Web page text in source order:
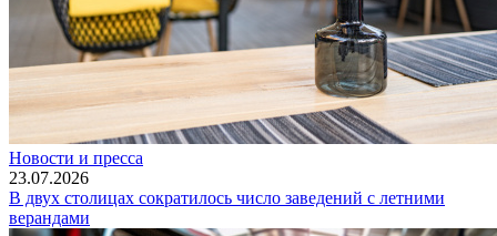
Новости и пресса
23.07.2026
В двух столицах сократилось число заведений с летними
верандами